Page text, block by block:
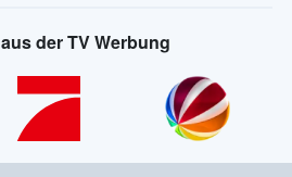
der TV Werbung